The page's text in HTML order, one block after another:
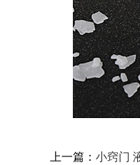
上一篇： 小窍门